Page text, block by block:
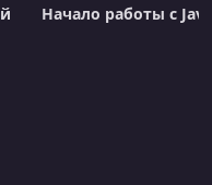
Начало работы с